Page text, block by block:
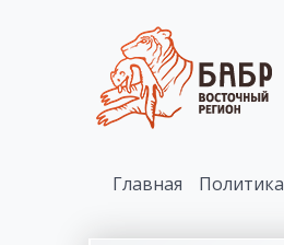
Главная Политика